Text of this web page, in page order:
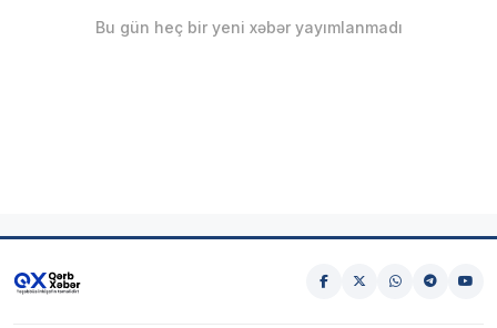
Bu gün heç bir yeni xəbər yayımlanmadı